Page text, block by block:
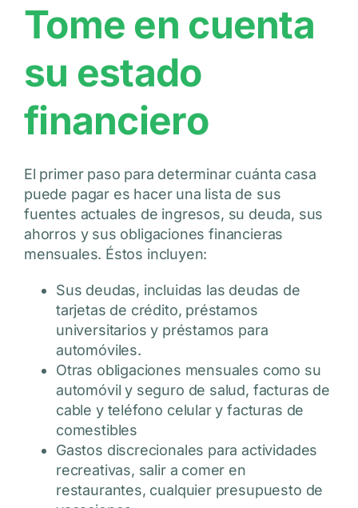
Tome en cuenta
su estado
financiero
El primer paso para determinar cuánta casa
puede pagar es hacer una lista de sus
fuentes actuales de ingresos, su deuda, sus
ahorros y sus obligaciones financieras
mensuales. Éstos incluyen:
Sus deudas, incluidas las deudas de
tarjetas de crédito, préstamos
universitarios y préstamos para
automóviles.
Otras obligaciones mensuales como su
automóvil y seguro de salud, facturas de
cable y teléfono celular y facturas de
comestibles
Gastos discrecionales para actividades
recreativas, salir a comer en
restaurantes, cualquier presupuesto de